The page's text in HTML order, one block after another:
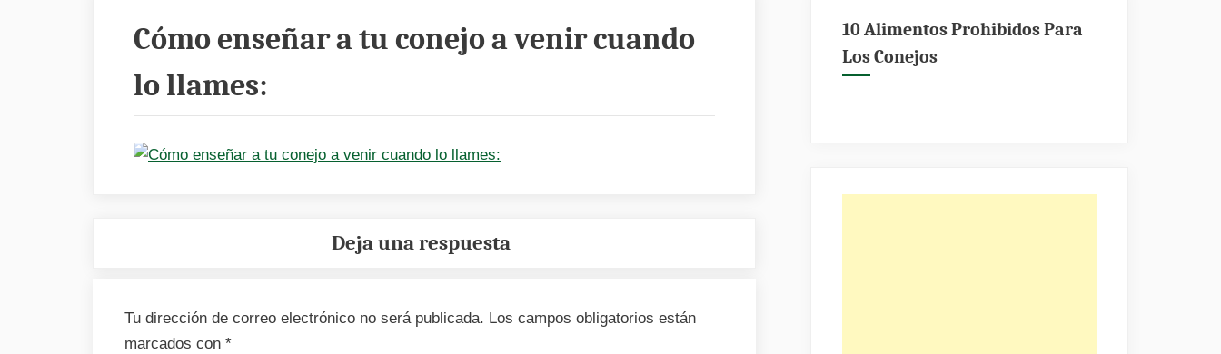
Cómo enseñar a tu conejo a venir cuando
lo llames:
Deja una respuesta
Tu dirección de correo electrónico no será publicada. Los campos obligatorios están
marcados con *
10 Alimentos Prohibidos Para
Los Conejos